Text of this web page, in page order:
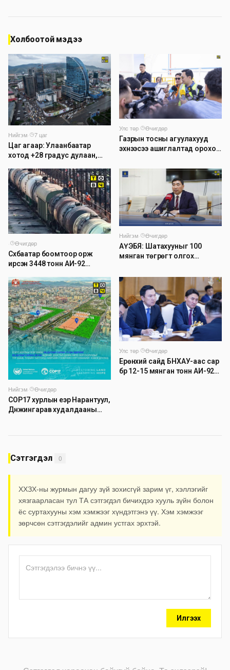
Холбоотой мэдээ
Нийгэм·
7 цаг
Цаг агаар: Улаанбаатар
хотод +28 градус дулаан,
бороо орно
Улс төр·
Өчигдөр
Газрын тосны агуулахууд
эхнээсээ ашиглалтад ороход
·
Өчигдөр
Сүхбаатар боомтоор орж
ирсэн 3448 тонн АИ-92
буулгах ажлыг зохион
байгуулж байна
Нийгэм·
Өчигдөр
АҮЭБЯ: Шатахууныг 100
мянган төгрөгт олгох
Нийгэм·
Өчигдөр
COP17 хурлын үеэр Нарантуул,
Дүнжингарав худалдааны
Улс төр·
Өчигдөр
Ерөнхий сайд БНХАУ-аас сар
бүр 12-15 мянган тонн АИ-92
Сэтгэгдэл 0
ХХЗХ-ны журмын дагуу зүй зохисгүй зарим үг, хэллэгийг
хязгаарласан тул ТА сэтгэгдэл бичихдээ хууль зүйн болон
ёс суртахууны хэм хэмжээг хүндэтгэнэ үү. Хэм хэмжээг
зөрчсөн сэтгэгдэлийг админ устгах эрхтэй.
Илгээх